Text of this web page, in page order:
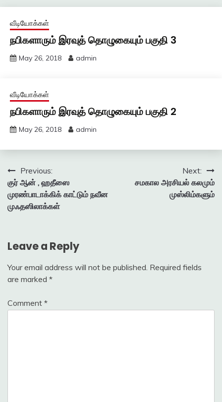
வீடியோக்கள்
நபிகளாரும் இரவுத் தொழுகையும் பகுதி 3
May 26, 2018 admin
வீடியோக்கள்
நபிகளாரும் இரவுத் தொழுகையும் பகுதி 2
May 26, 2018 admin
Post
navigation
Previous:
குர் ஆன் , ஹதீஸை
முரண்பாடாக்கிக் காட்டும் நவீன
முஃதஸிலாக்கள்
Next:
சமகால அரசியல் கலமும்
முஸ்லிம்களும்
Leave a Reply
Your email address will not be published. Required fields
are marked *
Comment *